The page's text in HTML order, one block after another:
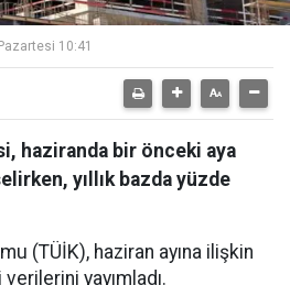
10:41
haziranda bir önceki aya
yıllık bazda yüzde
(TÜİK), haziran ayına ilişkin
yayımladı.